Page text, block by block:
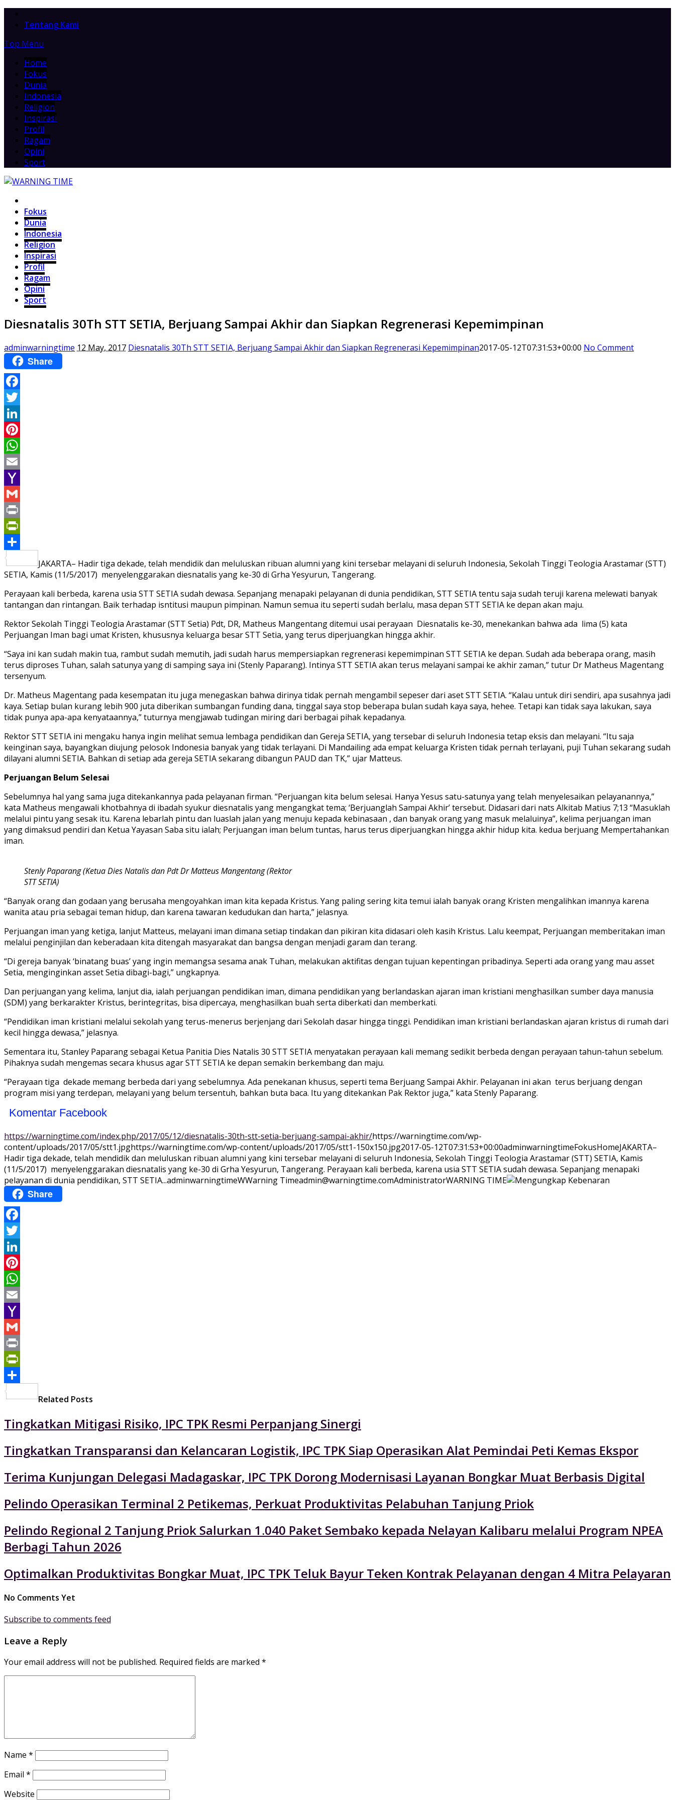
Tentang Kami
Top Menu
Home
Fokus
Dunia
Indonesia
Religion
Inspirasi
Profil
Ragam
Opini
Sport
Fokus
Dunia
Indonesia
Religion
Inspirasi
Profil
Ragam
Opini
Sport
Diesnatalis 30Th STT SETIA, Berjuang Sampai Akhir dan Siapkan Regrenerasi Kepemimpinan
adminwarningtime 12 May, 2017 Diesnatalis 30Th STT SETIA, Berjuang Sampai Akhir dan Siapkan Regrenerasi Kepemimpinan2017-05-12T07:31:53+00:00 No Comment
Share
Facebook
Twitter
LinkedIn
Pinterest
WhatsApp
Email
Yahoo
Mail
Gmail
Print
PrintFriendly
Share
JAKARTA– Hadir tiga dekade, telah mendidik dan meluluskan ribuan alumni yang kini tersebar melayani di seluruh Indonesia, Sekolah Tinggi Teologia Arastamar (STT)
SETIA, Kamis (11/5/2017) menyelenggarakan diesnatalis yang ke-30 di Grha Yesyurun, Tangerang.
Perayaan kali berbeda, karena usia STT SETIA sudah dewasa. Sepanjang menapaki pelayanan di dunia pendidikan, STT SETIA tentu saja sudah teruji karena melewati banyak
tantangan dan rintangan. Baik terhadap isntitusi maupun pimpinan. Namun semua itu seperti sudah berlalu, masa depan STT SETIA ke depan akan maju.
Rektor Sekolah Tinggi Teologia Arastamar (STT Setia) Pdt, DR, Matheus Mangentang ditemui usai perayaan Diesnatalis ke-30, menekankan bahwa ada lima (5) kata
Perjuangan Iman bagi umat Kristen, khususnya keluarga besar STT Setia, yang terus diperjuangkan hingga akhir.
“Saya ini kan sudah makin tua, rambut sudah memutih, jadi sudah harus mempersiapkan regrenerasi kepemimpinan STT SETIA ke depan. Sudah ada beberapa orang, masih
terus diproses Tuhan, salah satunya yang di samping saya ini (Stenly Paparang). Intinya STT SETIA akan terus melayani sampai ke akhir zaman,” tutur Dr Matheus Magentang
tersenyum.
Dr. Matheus Magentang pada kesempatan itu juga menegaskan bahwa dirinya tidak pernah mengambil sepeser dari aset STT SETIA. “Kalau untuk diri sendiri, apa susahnya jadi
kaya. Setiap bulan kurang lebih 900 juta diberikan sumbangan funding dana, tinggal saya stop beberapa bulan sudah kaya saya, hehee. Tetapi kan tidak saya lakukan, saya
tidak punya apa-apa kenyataannya,” tuturnya mengjawab tudingan miring dari berbagai pihak kepadanya.
Rektor STT SETIA ini mengaku hanya ingin melihat semua lembaga pendidikan dan Gereja SETIA, yang tersebar di seluruh Indonesia tetap eksis dan melayani. “Itu saja
keinginan saya, bayangkan diujung pelosok Indonesia banyak yang tidak terlayani. Di Mandailing ada empat keluarga Kristen tidak pernah terlayani, puji Tuhan sekarang sudah
dilayani alumni SETIA. Bahkan di setiap ada gereja SETIA sekarang dibangun PAUD dan TK,” ujar Matteus.
Perjuangan Belum Selesai
Sebelumnya hal yang sama juga ditekankannya pada pelayanan firman. “Perjuangan kita belum selesai. Hanya Yesus satu-satunya yang telah menyelesaikan pelayanannya,”
kata Matheus mengawali khotbahnya di ibadah syukur diesnatalis yang mengangkat tema; ‘Berjuanglah Sampai Akhir’ tersebut. Didasari dari nats Alkitab Matius 7;13 “Masuklah
melalui pintu yang sesak itu. Karena lebarlah pintu dan luaslah jalan yang menuju kepada kebinasaan , dan banyak orang yang masuk melaluinya”, kelima perjuangan iman
yang dimaksud pendiri dan Ketua Yayasan Saba situ ialah; Perjuangan iman belum tuntas, harus terus diperjuangkan hingga akhir hidup kita. kedua berjuang Mempertahankan
iman.
Stenly Paparang (Ketua Dies Natalis dan Pdt Dr Matteus Mangentang (Rektor
STT SETIA)
“Banyak orang dan godaan yang berusaha mengoyahkan iman kita kepada Kristus. Yang paling sering kita temui ialah banyak orang Kristen mengalihkan imannya karena
wanita atau pria sebagai teman hidup, dan karena tawaran kedudukan dan harta,” jelasnya.
Perjuangan iman yang ketiga, lanjut Matteus, melayani iman dimana setiap tindakan dan pikiran kita didasari oleh kasih Kristus. Lalu keempat, Perjuangan memberitakan iman
melalui penginjilan dan keberadaan kita ditengah masyarakat dan bangsa dengan menjadi garam dan terang.
“Di gereja banyak ‘binatang buas’ yang ingin memangsa sesama anak Tuhan, melakukan aktifitas dengan tujuan kepentingan pribadinya. Seperti ada orang yang mau asset
Setia, menginginkan asset Setia dibagi-bagi,” ungkapnya.
Dan perjuangan yang kelima, lanjut dia, ialah perjuangan pendidikan iman, dimana pendidikan yang berlandaskan ajaran iman kristiani menghasilkan sumber daya manusia
(SDM) yang berkarakter Kristus, berintegritas, bisa dipercaya, menghasilkan buah serta diberkati dan memberkati.
“Pendidikan iman kristiani melalui sekolah yang terus-menerus berjenjang dari Sekolah dasar hingga tinggi. Pendidikan iman kristiani berlandaskan ajaran kristus di rumah dari
kecil hingga dewasa,” jelasnya.
Sementara itu, Stanley Paparang sebagai Ketua Panitia Dies Natalis 30 STT SETIA menyatakan perayaan kali memang sedikit berbeda dengan perayaan tahun-tahun sebelum.
Pihaknya sudah mengemas secara khusus agar STT SETIA ke depan semakin berkembang dan maju.
“Perayaan tiga dekade memang berbeda dari yang sebelumnya. Ada penekanan khusus, seperti tema Berjuang Sampai Akhir. Pelayanan ini akan terus berjuang dengan
program misi yang terdepan, melayani yang belum tersentuh, bahkan buta baca. Itu yang ditekankan Pak Rektor juga,” kata Stenly Paparang.
Komentar Facebook
https://warningtime.com/index.php/2017/05/12/diesnatalis-30th-stt-setia-berjuang-sampai-akhir/https://warningtime.com/wp-
content/uploads/2017/05/stt1.jpghttps://warningtime.com/wp-content/uploads/2017/05/stt1-150x150.jpg2017-05-12T07:31:53+00:00adminwarningtimeFokusHomeJAKARTA–
Hadir tiga dekade, telah mendidik dan meluluskan ribuan alumni yang kini tersebar melayani di seluruh Indonesia, Sekolah Tinggi Teologia Arastamar (STT) SETIA, Kamis
(11/5/2017) menyelenggarakan diesnatalis yang ke-30 di Grha Yesyurun, Tangerang. Perayaan kali berbeda, karena usia STT SETIA sudah dewasa. Sepanjang menapaki
pelayanan di dunia pendidikan, STT SETIA...adminwarningtimeWWarning Timeadmin@warningtime.comAdministratorWARNING TIME
Share
Facebook
Twitter
LinkedIn
Pinterest
WhatsApp
Email
Yahoo
Mail
Gmail
Print
PrintFriendly
Related Posts
Tingkatkan Mitigasi Risiko, IPC TPK Resmi Perpanjang Sinergi
Tingkatkan Transparansi dan Kelancaran Logistik, IPC TPK Siap Operasikan Alat Pemindai Peti Kemas Ekspor
Terima Kunjungan Delegasi Madagaskar, IPC TPK Dorong Modernisasi Layanan Bongkar Muat Berbasis Digital
Pelindo Operasikan Terminal 2 Petikemas, Perkuat Produktivitas Pelabuhan Tanjung Priok
Pelindo Regional 2 Tanjung Priok Salurkan 1.040 Paket Sembako kepada Nelayan Kalibaru melalui Program NPEA
Berbagi Tahun 2026
Optimalkan Produktivitas Bongkar Muat, IPC TPK Teluk Bayur Teken Kontrak Pelayanan dengan 4 Mitra Pelayaran
No Comments Yet
Subscribe to comments feed
Leave a Reply
Your email address will not be published. Required fields are marked *
Name *
Email *
Website